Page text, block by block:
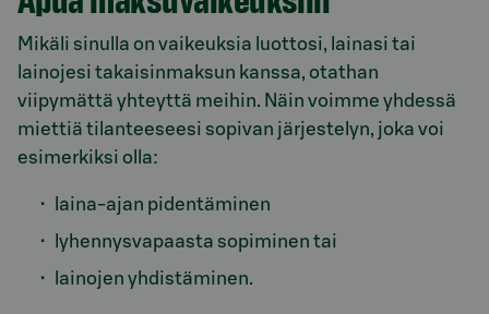
Mikäli sinulla on vaikeuksia luottosi, lainasi tai
lainojesi takaisinmaksun kanssa, otathan
viipymättä yhteyttä meihin. Näin voimme yhdessä
miettiä tilanteeseesi sopivan järjestelyn, joka voi
esimerkiksi olla:
laina-ajan pidentäminen
lyhennysvapaasta sopiminen tai
lainojen yhdistäminen.